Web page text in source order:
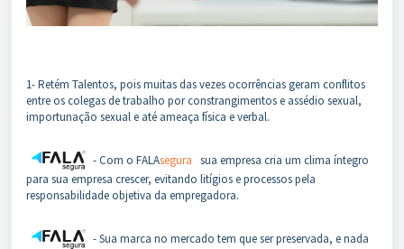
1- Retém Talentos, pois muitas das vezes ocorrências geram conflitos
entre os colegas de trabalho por constrangimentos e assédio sexual,
importunação sexual e até ameaça física e verbal.
- Com o FALAsegura sua empresa cria um clima íntegro
para sua empresa crescer, evitando litígios e processos pela
responsabilidade objetiva da empregadora.
- Sua marca no mercado tem que ser preservada, e nada